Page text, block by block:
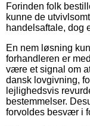
Forinden folk
kunne de
handelsaftale, dog
En nem løsning
forhandleren er
være et signal om
dansk lovgivning,
lejlighedsvis
bestemmelser.
forvoldes besvær i